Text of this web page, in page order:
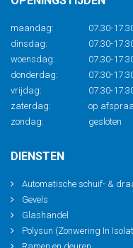
maandag:
07.30-
dinsdag:
07.30-
woensdag:
07.30-
donderdag:
07.30-
vrijdag:
07.30-
zaterdag:
op
zondag:
gesloten
DIENSTEN
Automatische schuif- &
Gevels
Glashandel
Polysun (Zonwering In